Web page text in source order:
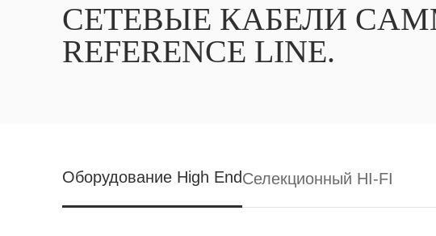
СЕТЕВЫЕ КАБЕЛИ
REFERENCE LINE.
Оборудование High EndСелекционный HI-FI